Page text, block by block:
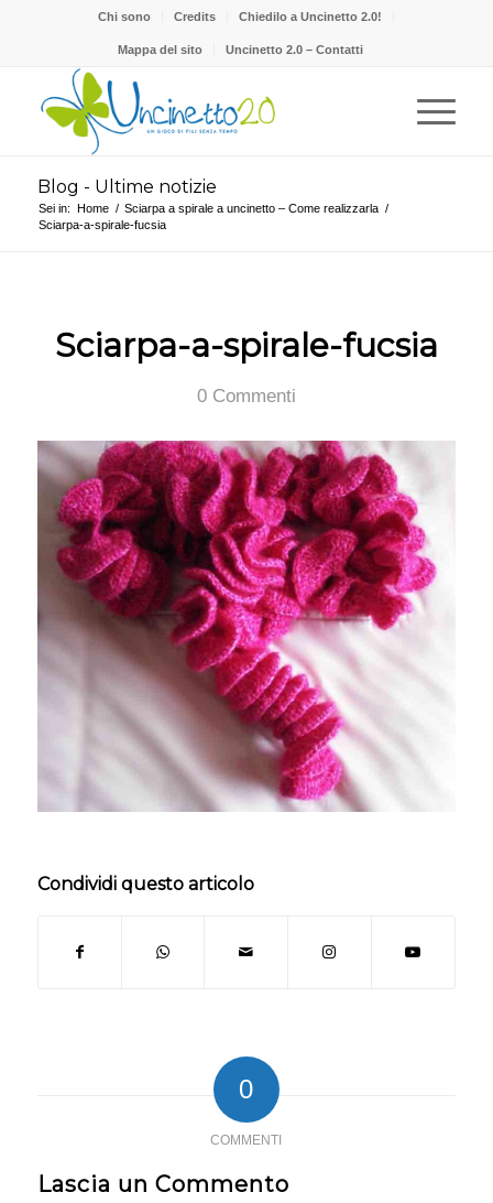
Chi sono Credits Chiedilo a Uncinetto 2.0!
Mappa del sito Uncinetto 2.0 – Contatti
Blog - Ultime notizie
Sei in: Home / Sciarpa a spirale a uncinetto – Come realizzarla /
Sciarpa-a-spirale-fucsia
Sciarpa-a-spirale-fucsia
0 Commenti
Condividi questo articolo
0
COMMENTI
Lascia un Commento